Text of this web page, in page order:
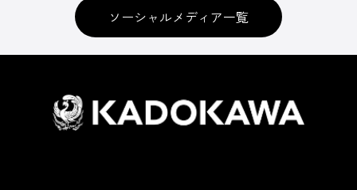
ソーシャルメディア一覧